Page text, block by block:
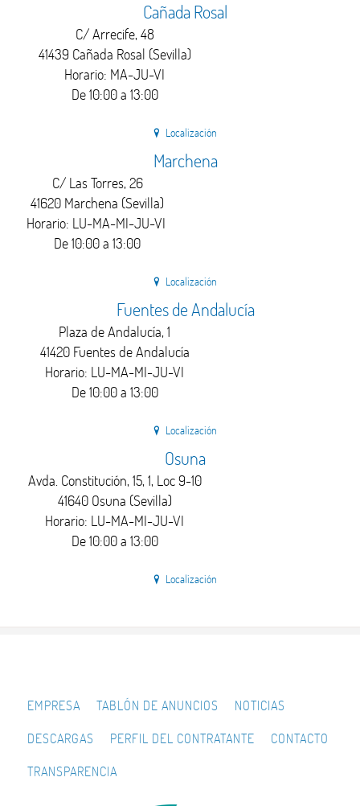
Cañada Rosal
C/ Arrecife, 48
41439 Cañada Rosal (Sevilla)
Horario: MA-JU-VI
De 10:00 a 13:00
Localización
Marchena
C/ Las Torres, 26
41620 Marchena (Sevilla)
Horario: LU-MA-MI-JU-VI
De 10:00 a 13:00
Localización
Fuentes de Andalucía
Plaza de Andalucía, 1
41420 Fuentes de Andalucía
Horario: LU-MA-MI-JU-VI
De 10:00 a 13:00
Localización
Osuna
Avda. Constitución, 15, 1, Loc 9-10
41640 Osuna (Sevilla)
Horario: LU-MA-MI-JU-VI
De 10:00 a 13:00
Localización
EMPRESA TABLÓN DE ANUNCIOS NOTICIAS
DESCARGAS PERFIL DEL CONTRATANTE CONTACTO
TRANSPARENCIA